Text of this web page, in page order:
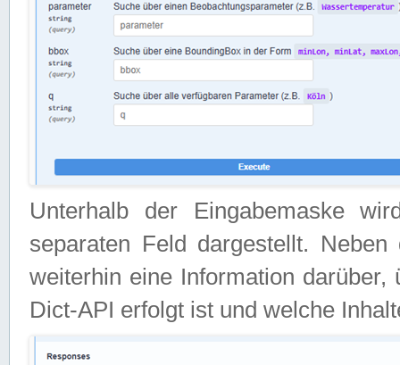
Unterhalb der Eingabemaske
separaten Feld dargestellt.
weiterhin eine Information
Dict-API erfolgt ist und welche